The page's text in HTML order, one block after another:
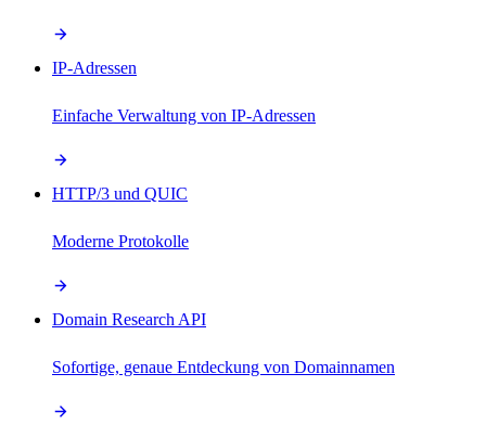
IP-Adressen
Einfache Verwaltung von IP-Adressen
HTTP/3 und QUIC
Moderne Protokolle
Domain Research API
Sofortige, genaue Entdeckung von Domainnamen